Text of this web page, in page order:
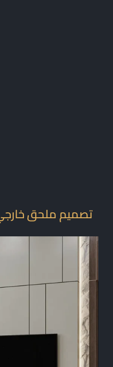
تصميم ملحق